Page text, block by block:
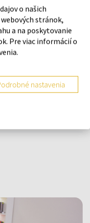
presne pre
o našich
stránok,
a na poskytovanie
Pre viac informácií o
nastavenia